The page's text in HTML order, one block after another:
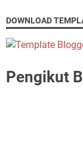
DOWNLOAD
Pengikut